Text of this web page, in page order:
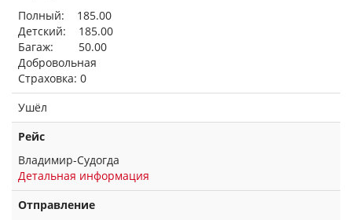
Полный: 185.00
Детский: 185.00
Багаж: 50.00
Добровольная
Страховка: 0
Ушёл
Рейс
Владимир-Судогда
Детальная информация
Отправление